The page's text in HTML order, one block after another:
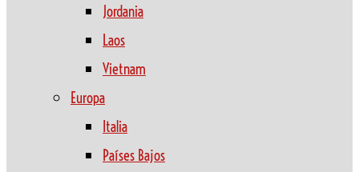
Jordania
Laos
Vietnam
Europa
Italia
Países Bajos